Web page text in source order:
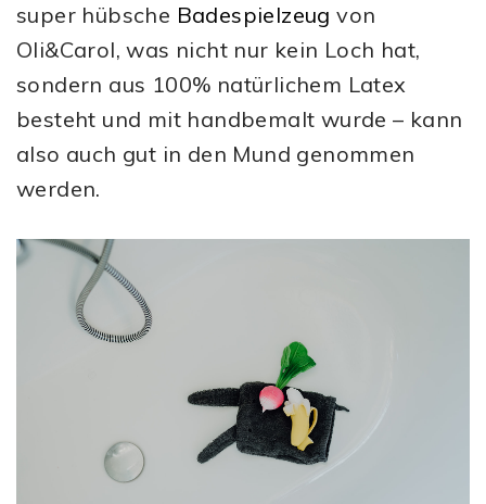
super hübsche Badespielzeug von
Oli&Carol, was nicht nur kein Loch hat,
sondern aus 100% natürlichem Latex
besteht und mit handbemalt wurde – kann
also auch gut in den Mund genommen
werden.